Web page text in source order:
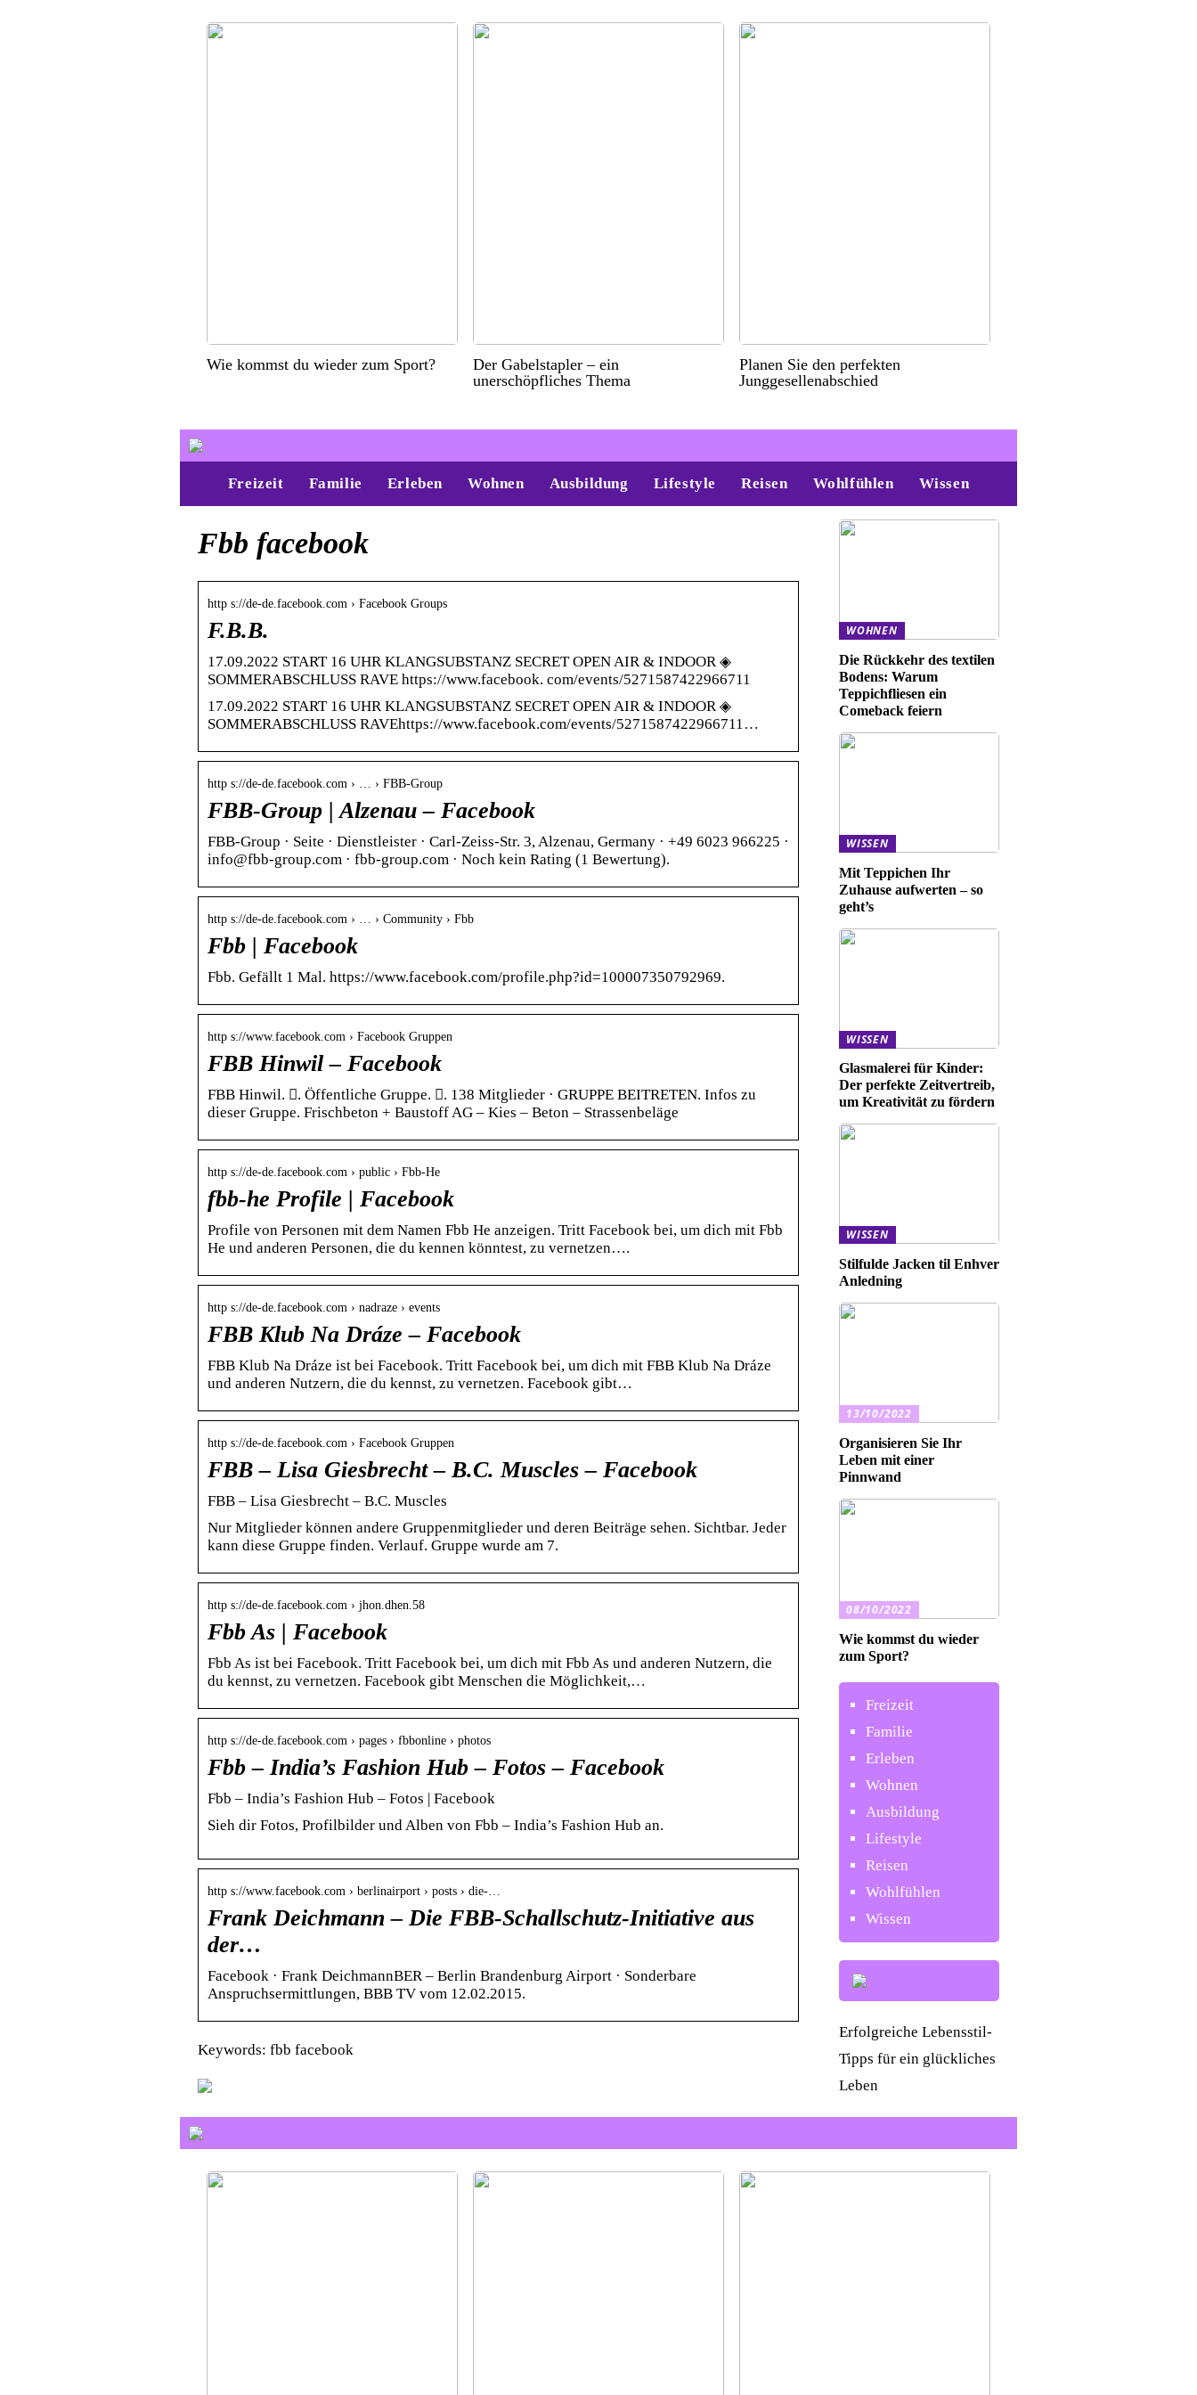
Wie kommst du wieder zum Sport?
Der Gabelstapler – ein
unerschöpfliches Thema
Planen Sie den perfekten
Junggesellenabschied
Freizeit Familie Erleben Wohnen Ausbildung Lifestyle Reisen Wohlfühlen Wissen
Fbb facebook
http s://de-de.facebook.com › Facebook Groups
F.B.B.
17.09.2022 START 16 UHR KLANGSUBSTANZ SECRET OPEN AIR & INDOOR ◈
SOMMERABSCHLUSS RAVE https://www.facebook. com/events/5271587422966711
17.09.2022 START 16 UHR KLANGSUBSTANZ SECRET OPEN AIR & INDOOR ◈
SOMMERABSCHLUSS RAVEhttps://www.facebook.com/events/5271587422966711…
http s://de-de.facebook.com › … › FBB-Group
FBB-Group | Alzenau – Facebook
FBB-Group · Seite · Dienstleister · Carl-Zeiss-Str. 3, Alzenau, Germany · +49 6023 966225 ·
info@fbb-group.com · fbb-group.com · Noch kein Rating (1 Bewertung).
http s://de-de.facebook.com › … › Community › Fbb
Fbb | Facebook
Fbb. Gefällt 1 Mal. https://www.facebook.com/profile.php?id=100007350792969.
http s://www.facebook.com › Facebook Gruppen
FBB Hinwil – Facebook
FBB Hinwil. 󱙺. Öffentliche Gruppe. 󰞋. 138 Mitglieder · GRUPPE BEITRETEN. Infos zu
dieser Gruppe. Frischbeton + Baustoff AG – Kies – Beton – Strassenbeläge
http s://de-de.facebook.com › public › Fbb-He
fbb-he Profile | Facebook
Profile von Personen mit dem Namen Fbb He anzeigen. Tritt Facebook bei, um dich mit Fbb
He und anderen Personen, die du kennen könntest, zu vernetzen….
http s://de-de.facebook.com › nadraze › events
FBB Klub Na Dráze – Facebook
FBB Klub Na Dráze ist bei Facebook. Tritt Facebook bei, um dich mit FBB Klub Na Dráze
und anderen Nutzern, die du kennst, zu vernetzen. Facebook gibt…
http s://de-de.facebook.com › Facebook Gruppen
FBB – Lisa Giesbrecht – B.C. Muscles – Facebook
FBB – Lisa Giesbrecht – B.C. Muscles
Nur Mitglieder können andere Gruppenmitglieder und deren Beiträge sehen. Sichtbar. Jeder
kann diese Gruppe finden. Verlauf. Gruppe wurde am 7.
http s://de-de.facebook.com › jhon.dhen.58
Fbb As | Facebook
Fbb As ist bei Facebook. Tritt Facebook bei, um dich mit Fbb As und anderen Nutzern, die
du kennst, zu vernetzen. Facebook gibt Menschen die Möglichkeit,…
http s://de-de.facebook.com › pages › fbbonline › photos
Fbb – India’s Fashion Hub – Fotos – Facebook
Fbb – India’s Fashion Hub – Fotos | Facebook
Sieh dir Fotos, Profilbilder und Alben von Fbb – India’s Fashion Hub an.
http s://www.facebook.com › berlinairport › posts › die-…
Frank Deichmann – Die FBB-Schallschutz-Initiative aus
der…
Facebook · Frank Deichmann‎BER – Berlin Brandenburg Airport · Sonderbare
Anspruchsermittlungen, BBB TV vom 12.02.2015.
Keywords: fbb facebook
WOHNEN
Die Rückkehr des textilen
Bodens: Warum
Teppichfliesen ein
Comeback feiern
WISSEN
Mit Teppichen Ihr
Zuhause aufwerten – so
geht’s
WISSEN
Glasmalerei für Kinder:
Der perfekte Zeitvertreib,
um Kreativität zu fördern
WISSEN
Stilfulde Jacken til Enhver
Anledning
13/10/2022
Organisieren Sie Ihr
Leben mit einer
Pinnwand
08/10/2022
Wie kommst du wieder
zum Sport?
Freizeit
Familie
Erleben
Wohnen
Ausbildung
Lifestyle
Reisen
Wohlfühlen
Wissen
Erfolgreiche Lebensstil-
Tipps für ein glückliches
Leben